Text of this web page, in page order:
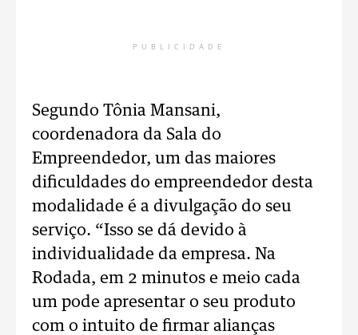
PUBLICIDADE
Segundo Tônia Mansani,
coordenadora da Sala do
Empreendedor, um das maiores
dificuldades do empreendedor desta
modalidade é a divulgação do seu
serviço. “Isso se dá devido à
individualidade da empresa. Na
Rodada, em 2 minutos e meio cada
um pode apresentar o seu produto
com o intuito de firmar alianças